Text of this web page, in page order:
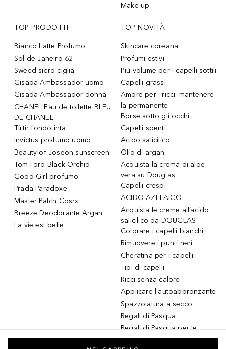
Make up
TOP PRODOTTI
Bianco Latte Profumo
Sol de Janeiro 62
Sweed siero ciglia
Gisada Ambassador uomo
Gisada Ambassador donna
CHANEL Eau de toilette BLEU
DE CHANEL
Tirtir fondotinta
Invictus profumo uomo
Beauty of Joseon sunscreen
Tom Ford Black Orchid
Good Girl profumo
Prada Paradoxe
Master Patch Cosrx
Breeze Deodorante Argan
La vie est belle
TOP NOVITÀ
Skincare coreana
Profumi estivi
Più volume per i capelli sottili
Capelli grassi
Amore per i ricci: mantenere
la permanente
Borse sotto gli occhi
Capelli spenti
Acido salicilico
Olio di argan
Acquista la crema di aloe
vera su Douglas
Capelli crespi
ACIDO AZELAICO
Acquista le creme all’acido
salicilico da DOUGLAS
Colorare i capelli bianchi
Rimuovere i punti neri
Cheratina per i capelli
Tipi di capelli
Ricci senza calore
Applicare l'autoabbronzante
Spazzolatura a secco
Regali di Pasqua
Regali di Pasqua per le
donne